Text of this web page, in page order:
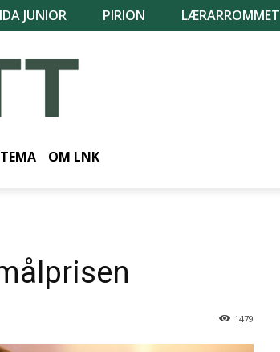
JUNIOR PIRION LÆRARROMMET
TEMA OM LNK
1479